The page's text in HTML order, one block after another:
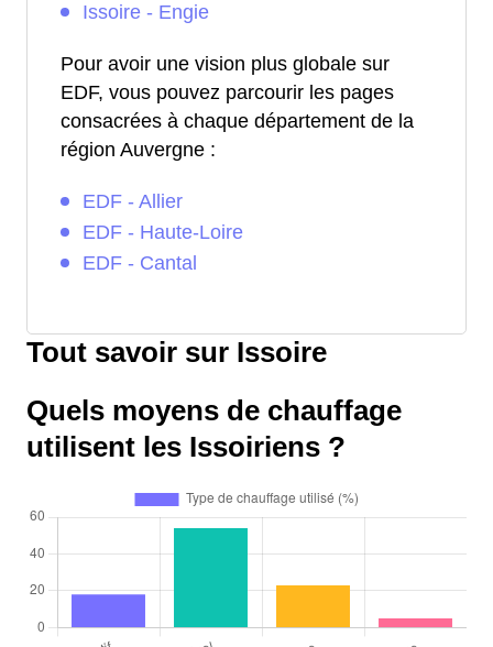
Issoire - Engie
Pour avoir une vision plus globale sur
EDF, vous pouvez parcourir les pages
consacrées à chaque département de la
région Auvergne :
EDF - Allier
EDF - Haute-Loire
EDF - Cantal
Tout savoir sur Issoire
Quels moyens de chauffage
utilisent les Issoiriens ?